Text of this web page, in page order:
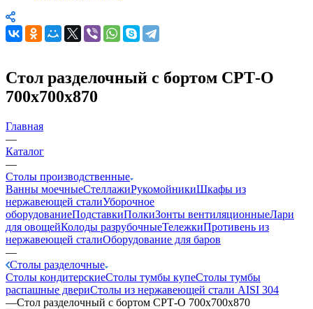
Стол разделочный с бортом СРТ-О
700х700х870
Главная
—
Каталог
—
Столы производственные
Ванны моечныеСтеллажиРукомойникиШкафы из
нержавеющей сталиУборочное
оборудованиеПодставкиПолкиЗонты вентиляционныеЛари
для овощейКолоды разрубочныеТележкиПротивень из
нержавеющей сталиОборудование для баров
—
Столы разделочные
Столы кондитерскиеСтолы тумбы купеСтолы тумбы
распашные двериСтолы из нержавеющей стали AISI 304
—Стол разделочный с бортом СРТ-О 700х700х870